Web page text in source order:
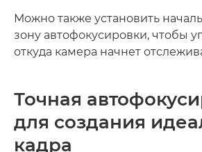
Можно также установить
зону автофокусировки, чтобы
откуда камера начнет
Точная
для создания
кадра